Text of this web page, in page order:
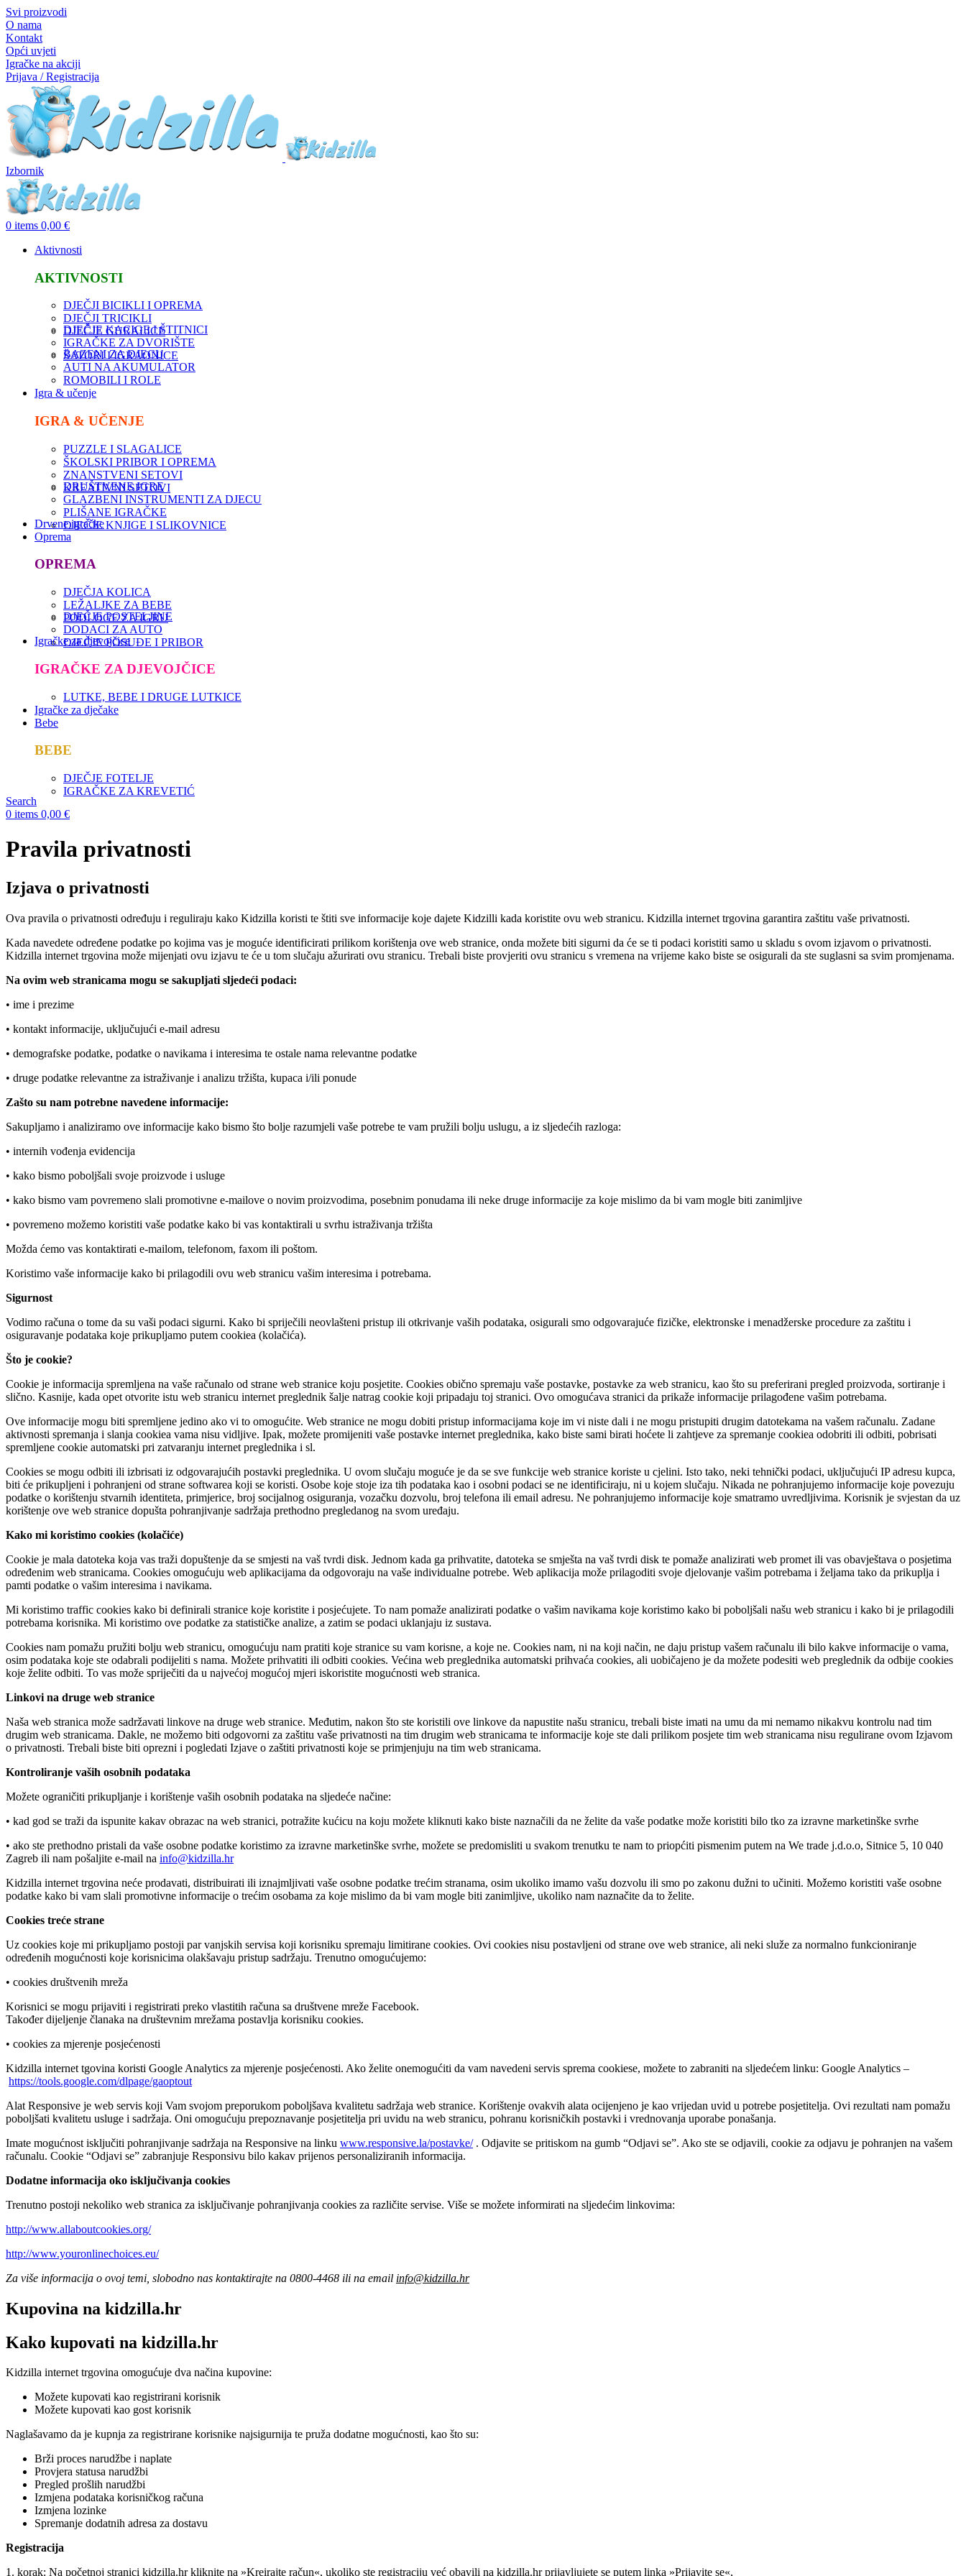
Svi proizvodi
O nama
Kontakt
Opći uvjeti
Igračke na akciji
Prijava / Registracija
Izbornik
0 items 0,00 €
Aktivnosti
AKTIVNOSTI
DJEČJI BICIKLI I OPREMA
DJEČJI TRICIKLI
DJEČJE GURALICE
DJEČJE KACIGE I ŠTITNICI
IGRAČKE ZA DVORIŠTE
ŠATORI I IGRAONICE
BAZENI ZA DJECU
AUTI NA AKUMULATOR
ROMOBILI I ROLE
Igra & učenje
IGRA & UČENJE
PUZZLE I SLAGALICE
ŠKOLSKI PRIBOR I OPREMA
ZNANSTVENI SETOVI
KREATIVNI SETOVI
DRUŠTVENE IGRE
GLAZBENI INSTRUMENTI ZA DJECU
PLIŠANE IGRAČKE
DJEČJE KNJIGE I SLIKOVNICE
Drvene igračke
Oprema
OPREMA
DJEČJA KOLICA
LEŽALJKE ZA BEBE
PODLOGE ZA IGRU
DJEČJE POSTELJINE
DODACI ZA AUTO
DJEČJE POSUĐE I PRIBOR
Igračke za djevojčice
IGRAČKE ZA DJEVOJČICE
LUTKE, BEBE I DRUGE LUTKICE
Igračke za dječake
Bebe
BEBE
DJEČJE FOTELJE
IGRAČKE ZA KREVETIĆ
Search
0 items 0,00 €
Pravila privatnosti
Izjava o privatnosti
Ova pravila o privatnosti određuju i reguliraju kako Kidzilla koristi te štiti sve informacije koje dajete Kidzilli kada koristite ovu web stranicu. Kidzilla internet trgovina garantira zaštitu vaše privatnosti.
Kada navedete određene podatke po kojima vas je moguće identificirati prilikom korištenja ove web stranice, onda možete biti sigurni da će se ti podaci koristiti samo u skladu s ovom izjavom o privatnosti.
Kidzilla internet trgovina može mijenjati ovu izjavu te će u tom slučaju ažurirati ovu stranicu. Trebali biste provjeriti ovu stranicu s vremena na vrijeme kako biste se osigurali da ste suglasni sa svim promjenama.
Na ovim web stranicama mogu se sakupljati sljedeći podaci:
• ime i prezime
• kontakt informacije, uključujući e-mail adresu
• demografske podatke, podatke o navikama i interesima te ostale nama relevantne podatke
• druge podatke relevantne za istraživanje i analizu tržišta, kupaca i/ili ponude
Zašto su nam potrebne navedene informacije:
Sakupljamo i analiziramo ove informacije kako bismo što bolje razumjeli vaše potrebe te vam pružili bolju uslugu, a iz sljedećih razloga:
• internih vođenja evidencija
• kako bismo poboljšali svoje proizvode i usluge
• kako bismo vam povremeno slali promotivne e-mailove o novim proizvodima, posebnim ponudama ili neke druge informacije za koje mislimo da bi vam mogle biti zanimljive
• povremeno možemo koristiti vaše podatke kako bi vas kontaktirali u svrhu istraživanja tržišta
Možda ćemo vas kontaktirati e-mailom, telefonom, faxom ili poštom.
Koristimo vaše informacije kako bi prilagodili ovu web stranicu vašim interesima i potrebama.
Sigurnost
Vodimo računa o tome da su vaši podaci sigurni. Kako bi spriječili neovlašteni pristup ili otkrivanje vaših podataka, osigurali smo odgovarajuće fizičke, elektronske i menadžerske procedure za zaštitu i
osiguravanje podataka koje prikupljamo putem cookiea (kolačića).
Što je cookie?
Cookie je informacija spremljena na vaše računalo od strane web stranice koju posjetite. Cookies obično spremaju vaše postavke, postavke za web stranicu, kao što su preferirani pregled proizvoda, sortiranje i
slično. Kasnije, kada opet otvorite istu web stranicu internet preglednik šalje natrag cookie koji pripadaju toj stranici. Ovo omogućava stranici da prikaže informacije prilagođene vašim potrebama.
Ove informacije mogu biti spremljene jedino ako vi to omogućite. Web stranice ne mogu dobiti pristup informacijama koje im vi niste dali i ne mogu pristupiti drugim datotekama na vašem računalu. Zadane
aktivnosti spremanja i slanja cookiea vama nisu vidljive. Ipak, možete promijeniti vaše postavke internet preglednika, kako biste sami birati hoćete li zahtjeve za spremanje cookiea odobriti ili odbiti, pobrisati
spremljene cookie automatski pri zatvaranju internet preglednika i sl.
Cookies se mogu odbiti ili izbrisati iz odgovarajućih postavki preglednika. U ovom slučaju moguće je da se sve funkcije web stranice koriste u cjelini. Isto tako, neki tehnički podaci, uključujući IP adresu kupca,
biti će prikupljeni i pohranjeni od strane softwarea koji se koristi. Osobe koje stoje iza tih podataka kao i osobni podaci se ne identificiraju, ni u kojem slučaju. Nikada ne pohranjujemo informacije koje povezuju
podatke o korištenju stvarnih identiteta, primjerice, broj socijalnog osiguranja, vozačku dozvolu, broj telefona ili email adresu. Ne pohranjujemo informacije koje smatramo uvredljivima. Korisnik je svjestan da uz
korištenje ove web stranice dopušta pohranjivanje sadržaja prethodno pregledanog na svom uređaju.
Kako mi koristimo cookies (kolačiće)
Cookie je mala datoteka koja vas traži dopuštenje da se smjesti na vaš tvrdi disk. Jednom kada ga prihvatite, datoteka se smješta na vaš tvrdi disk te pomaže analizirati web promet ili vas obavještava o posjetima
određenim web stranicama. Cookies omogućuju web aplikacijama da odgovoraju na vaše individualne potrebe. Web aplikacija može prilagoditi svoje djelovanje vašim potrebama i željama tako da prikuplja i
pamti podatke o vašim interesima i navikama.
Mi koristimo traffic cookies kako bi definirali stranice koje koristite i posjećujete. To nam pomaže analizirati podatke o vašim navikama koje koristimo kako bi poboljšali našu web stranicu i kako bi je prilagodili
potrebama korisnika. Mi koristimo ove podatke za statističke analize, a zatim se podaci uklanjaju iz sustava.
Cookies nam pomažu pružiti bolju web stranicu, omogućuju nam pratiti koje stranice su vam korisne, a koje ne. Cookies nam, ni na koji način, ne daju pristup vašem računalu ili bilo kakve informacije o vama,
osim podataka koje ste odabrali podijeliti s nama. Možete prihvatiti ili odbiti cookies. Većina web preglednika automatski prihvaća cookies, ali uobičajeno je da možete podesiti web preglednik da odbije cookies
koje želite odbiti. To vas može spriječiti da u najvećoj mogućoj mjeri iskoristite mogućnosti web stranica.
Linkovi na druge web stranice
Naša web stranica može sadržavati linkove na druge web stranice. Međutim, nakon što ste koristili ove linkove da napustite našu stranicu, trebali biste imati na umu da mi nemamo nikakvu kontrolu nad tim
drugim web stranicama. Dakle, ne možemo biti odgovorni za zaštitu vaše privatnosti na tim drugim web stranicama te informacije koje ste dali prilikom posjete tim web stranicama nisu regulirane ovom Izjavom
o privatnosti. Trebali biste biti oprezni i pogledati Izjave o zaštiti privatnosti koje se primjenjuju na tim web stranicama.
Kontroliranje vaših osobnih podataka
Možete ograničiti prikupljanje i korištenje vaših osobnih podataka na sljedeće načine:
• kad god se traži da ispunite kakav obrazac na web stranici, potražite kućicu na koju možete kliknuti kako biste naznačili da ne želite da vaše podatke može koristiti bilo tko za izravne marketinške svrhe
• ako ste prethodno pristali da vaše osobne podatke koristimo za izravne marketinške svrhe, možete se predomisliti u svakom trenutku te nam to priopćiti pismenim putem na We trade j.d.o.o, Sitnice 5, 10 040
Zagreb ili nam pošaljite e-mail na info@kidzilla.hr
Kidzilla internet trgovina neće prodavati, distribuirati ili iznajmljivati vaše osobne podatke trećim stranama, osim ukoliko imamo vašu dozvolu ili smo po zakonu dužni to učiniti. Možemo koristiti vaše osobne
podatke kako bi vam slali promotivne informacije o trećim osobama za koje mislimo da bi vam mogle biti zanimljive, ukoliko nam naznačite da to želite.
Cookies treće strane
Uz cookies koje mi prikupljamo postoji par vanjskih servisa koji korisniku spremaju limitirane cookies. Ovi cookies nisu postavljeni od strane ove web stranice, ali neki služe za normalno funkcioniranje
određenih mogućnosti koje korisnicima olakšavaju pristup sadržaju. Trenutno omogućujemo:
• cookies društvenih mreža
Korisnici se mogu prijaviti i registrirati preko vlastitih računa sa društvene mreže Facebook.
Također dijeljenje članaka na društevnim mrežama postavlja korisniku cookies.
• cookies za mjerenje posjećenosti
Kidzilla internet tgovina koristi Google Analytics za mjerenje posjećenosti. Ako želite onemogućiti da vam navedeni servis sprema cookiese, možete to zabraniti na sljedećem linku: Google Analytics –
https://tools.google.com/dlpage/gaoptout
Alat Responsive je web servis koji Vam svojom preporukom poboljšava kvalitetu sadržaja web stranice. Korištenje ovakvih alata ocijenjeno je kao vrijedan uvid u potrebe posjetitelja. Ovi rezultati nam pomažu
poboljšati kvalitetu usluge i sadržaja. Oni omogućuju prepoznavanje posjetitelja pri uvidu na web stranicu, pohranu korisničkih postavki i vrednovanja uporabe ponašanja.
Imate mogućnost isključiti pohranjivanje sadržaja na Responsive na linku www.responsive.la/postavke/. Odjavite se pritiskom na gumb “Odjavi se”. Ako ste se odjavili, cookie za odjavu je pohranjen na vašem
računalu. Cookie “Odjavi se” zabranjuje Responsivu bilo kakav prijenos personaliziranih informacija.
Dodatne informacija oko isključivanja cookies
Trenutno postoji nekoliko web stranica za isključivanje pohranjivanja cookies za različite servise. Više se možete informirati na sljedećim linkovima:
http://www.allaboutcookies.org/
http://www.youronlinechoices.eu/
Za više informacija o ovoj temi, slobodno nas kontaktirajte na 0800-4468 ili na email info@kidzilla.hr
Kupovina na kidzilla.hr
Kako kupovati na kidzilla.hr
Kidzilla internet trgovina omogućuje dva načina kupovine:
Možete kupovati kao registrirani korisnik
Možete kupovati kao gost korisnik
Naglašavamo da je kupnja za registrirane korisnike najsigurnija te pruža dodatne mogućnosti, kao što su:
Brži proces narudžbe i naplate
Provjera statusa narudžbi
Pregled prošlih narudžbi
Izmjena podataka korisničkog računa
Izmjena lozinke
Spremanje dodatnih adresa za dostavu
Registracija
1. korak: Na početnoj stranici kidzilla.hr kliknite na »Kreirajte račun«, ukoliko ste registraciju već obavili na kidzilla.hr prijavljujete se putem linka »Prijavite se«,